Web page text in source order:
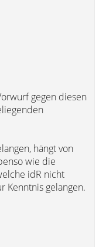
gegen diesen
hängt von
wie die
idR nicht
Kenntnis gelangen.